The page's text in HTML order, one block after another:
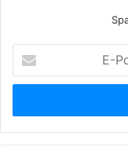
Posta
adresinizi